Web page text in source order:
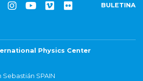
BULETINA
Physics Center
Sebastián SPAIN